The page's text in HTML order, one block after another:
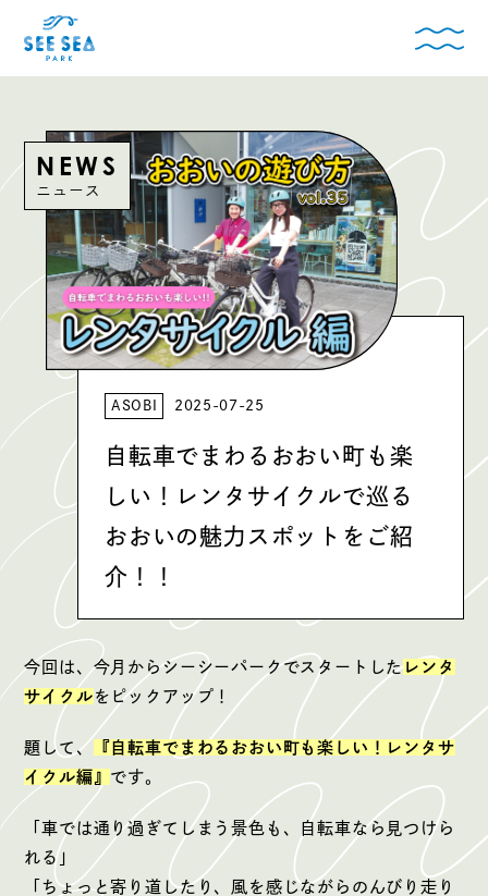
NEWS
ニュース
ASOBI 2025-07-25
自転車でまわるおおい町も楽
しい！レンタサイクルで巡る
おおいの魅力スポットをご紹
介！！
今回は、今月からシーシーパークでスタートした レンタ
サイクル をピックアップ！
題して、
『自転車でまわるおおい町も楽しい！レンタサ
イクル編』 です。
「車では通り過ぎてしまう景色も、自転車なら見つけら
れる」
「ちょっと寄り道したり、風を感じながらのんびり走り